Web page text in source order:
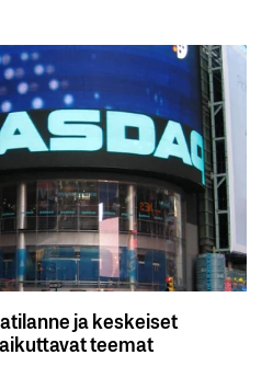
ja keskeiset
teemat